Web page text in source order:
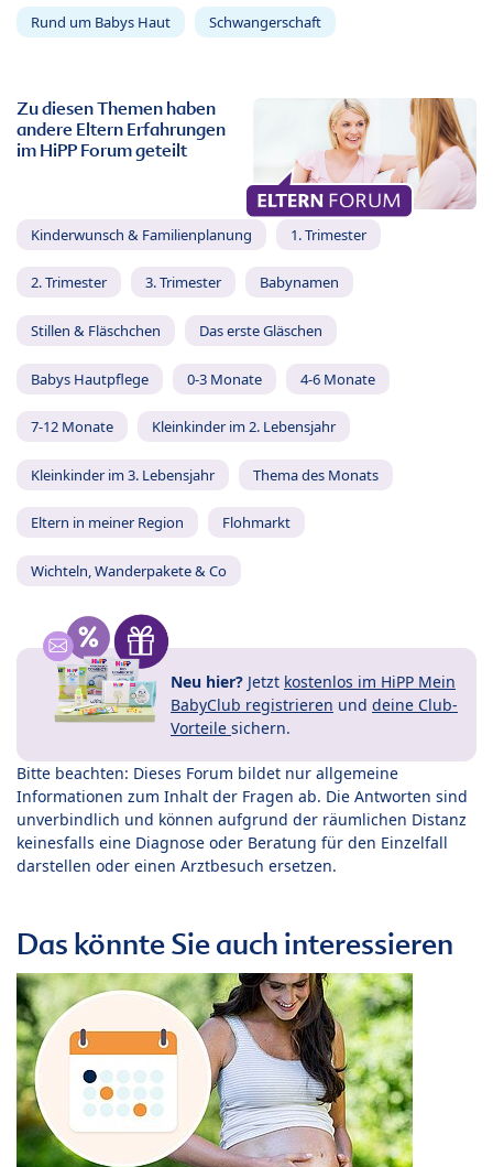
Rund um Babys Haut Schwangerschaft
Zu diesen Themen haben
andere Eltern Erfahrungen
im HiPP Forum geteilt
Kinderwunsch & Familienplanung 1. Trimester
2. Trimester 3. Trimester Babynamen
Stillen & Fläschchen Das erste Gläschen
Babys Hautpflege 0-3 Monate 4-6 Monate
7-12 Monate Kleinkinder im 2. Lebensjahr
Kleinkinder im 3. Lebensjahr Thema des Monats
Eltern in meiner Region Flohmarkt
Wichteln, Wanderpakete & Co
Neu hier? Jetzt kostenlos im HiPP Mein
BabyClub registrieren und deine Club-
Vorteile sichern.
Bitte beachten: Dieses Forum bildet nur allgemeine
Informationen zum Inhalt der Fragen ab. Die Antworten sind
unverbindlich und können aufgrund der räumlichen Distanz
keinesfalls eine Diagnose oder Beratung für den Einzelfall
darstellen oder einen Arztbesuch ersetzen.
Das könnte Sie auch interessieren